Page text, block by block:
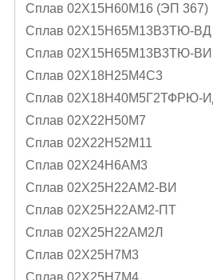
Сплав 02Х15Н60М16 (ЭП 367)
Сплав 02Х15Н65М13В3ТЮ-
Сплав 02Х15Н65М13В3ТЮ-ВИ
Сплав 02Х18Н25М4С3
Сплав 02Х18Н40М5Г2ТФРЮ-
Сплав 02Х22Н50М7
Сплав 02Х22Н52М11
Сплав 02Х24Н6AМ3
Сплав 02Х25Н22АМ2-ВИ
Сплав 02Х25Н22АМ2-ПТ
Сплав 02Х25Н22АМ2Л
Сплав 02Х25Н7М3
Сплав 02Х25Н7М4